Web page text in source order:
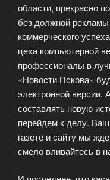
области, прекрасно
без должной
коммерческого
цеха компьютерной
профессионалы в
«Новости Пскова»
электронной версии.
составлять новую
перейдем к делу.
газете и сайту мы
смело вливайтесь в